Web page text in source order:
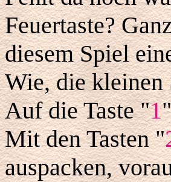
Feuertaste?
diesem Spiel
Wie, die kleinen
Auf die Taste "1
Mit den Tasten "
auspacken,